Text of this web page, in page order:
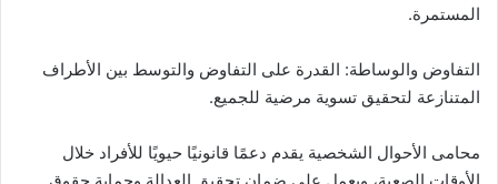
المستمرة.
التفاوض والوساطة: القدرة على التفاوض والتوسط بين الأطراف
المتنازعة لتحقيق تسوية مرضية للجميع.
محامى الأحوال الشخصية يقدم دعمًا قانونيًا حيويًا للأفراد خلال
الأوقات الصعبة، ويعمل على ضمان تحقيق العدالة وحماية حقوق